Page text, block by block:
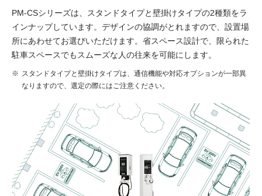
PM-CSシリーズは、スタンドタイプと壁掛けタイプの2種類をラ
インナップしています。デザインの協調がとれますので、設置場
所にあわせてお選びいただけます。省スペース設計で、限られた
駐車スペースでもスムーズな人の往来を可能にします。
スタンドタイプと壁掛けタイプは、通信機能や対応オプションが一部異
なりますので、選定の際にはご注意ください。